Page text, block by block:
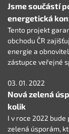
Jsme součástí
energetická
Tento projekt
obchodu ČR
energie a
zástupce veřejné
03. 01. 2022
Nová zelená
kolik
I v roce 2022
zelená úsporám,